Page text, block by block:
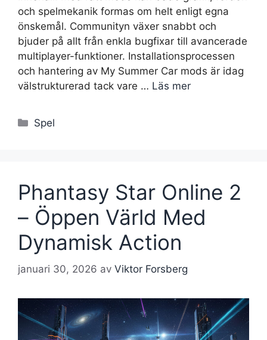
och spelmekanik formas om helt enligt egna
önskemål. Communityn växer snabbt och
bjuder på allt från enkla bugfixar till avancerade
multiplayer-funktioner. Installationsprocessen
och hantering av My Summer Car mods är idag
välstrukturerad tack vare … Läs mer
Kategorier
Spel
Phantasy Star Online 2
– Öppen Värld Med
Dynamisk Action
januari 30, 2026 av Viktor Forsberg